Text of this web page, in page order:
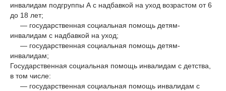
инвалидам подгруппы А с надбавкой на уход возрастом от 6
до 18 лет;
— государственная социальная помощь детям-
инвалидам с надбавкой на уход;
— государственная социальная помощь детям-
инвалидам;
Государственная социальная помощь инвалидам с детства,
в том числе:
— государственная социальная помощь инвалидам с